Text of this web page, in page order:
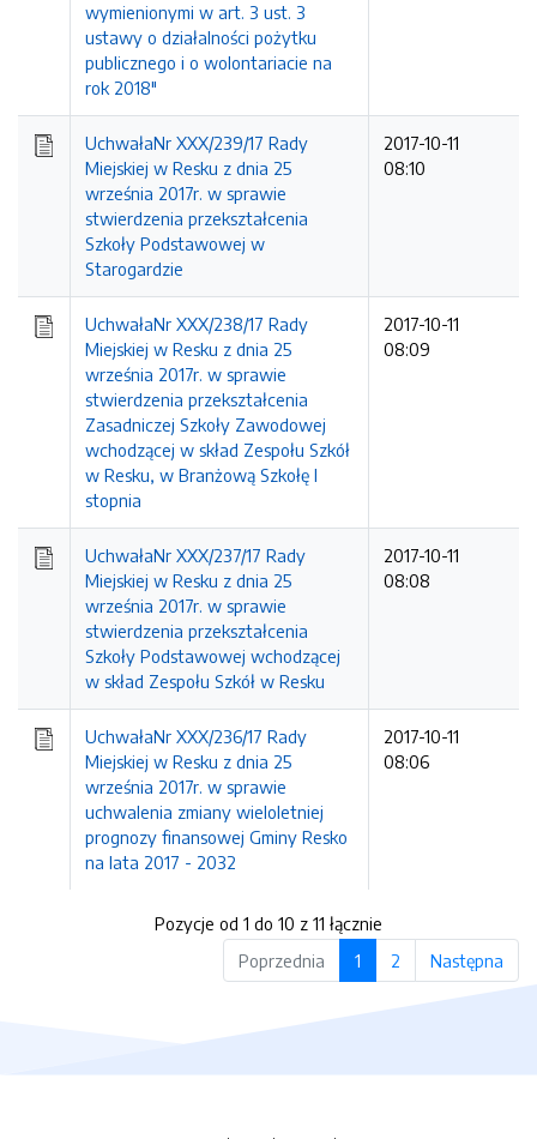
wymienionymi w art. 3 ust. 3
ustawy o działalności pożytku
publicznego i o wolontariacie na
rok 2018"
UchwałaNr XXX/239/17 Rady
Miejskiej w Resku z dnia 25
września 2017r. w sprawie
stwierdzenia przekształcenia
Szkoły Podstawowej w
Starogardzie
2017-10-11
08:10
UchwałaNr XXX/238/17 Rady
Miejskiej w Resku z dnia 25
września 2017r. w sprawie
stwierdzenia przekształcenia
Zasadniczej Szkoły Zawodowej
wchodzącej w skład Zespołu Szkół
w Resku, w Branżową Szkołę I
stopnia
2017-10-11
08:09
UchwałaNr XXX/237/17 Rady
Miejskiej w Resku z dnia 25
września 2017r. w sprawie
stwierdzenia przekształcenia
Szkoły Podstawowej wchodzącej
w skład Zespołu Szkół w Resku
2017-10-11
08:08
UchwałaNr XXX/236/17 Rady
Miejskiej w Resku z dnia 25
września 2017r. w sprawie
uchwalenia zmiany wieloletniej
prognozy finansowej Gminy Resko
na lata 2017 - 2032
2017-10-11
08:06
Pozycje od 1 do 10 z 11 łącznie
Poprzednia
1 2 Następna